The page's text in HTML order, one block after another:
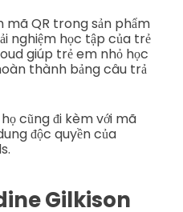
mã QR trong sản phẩm
nghiệm học tập của trẻ
giúp trẻ em nhỏ học
thành bảng câu trả
cũng đi kèm với mã
độc quyền của
Gilkison